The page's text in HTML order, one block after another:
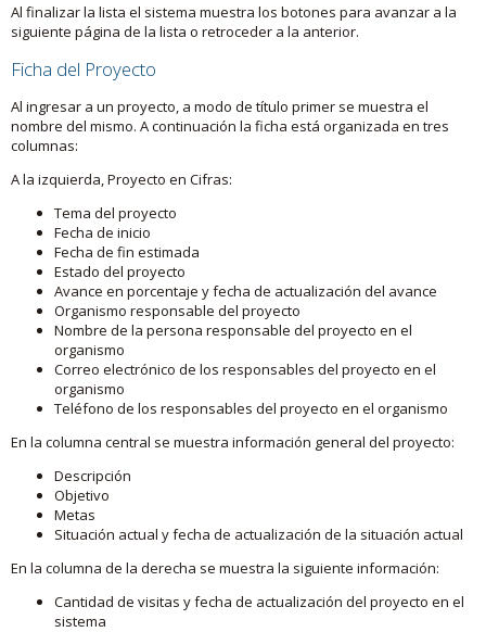
Al finalizar la lista el sistema muestra los botones para avanzar a la
siguiente página de la lista o retroceder a la anterior.
Ficha del Proyecto
Al ingresar a un proyecto, a modo de título primer se muestra el
nombre del mismo. A continuación la ficha está organizada en tres
columnas:
A la izquierda, Proyecto en Cifras:
Tema del proyecto
Fecha de inicio
Fecha de fin estimada
Estado del proyecto
Avance en porcentaje y fecha de actualización del avance
Organismo responsable del proyecto
Nombre de la persona responsable del proyecto en el
organismo
Correo electrónico de los responsables del proyecto en el
organismo
Teléfono de los responsables del proyecto en el organismo
En la columna central se muestra información general del proyecto:
Descripción
Objetivo
Metas
Situación actual y fecha de actualización de la situación actual
En la columna de la derecha se muestra la siguiente información:
Cantidad de visitas y fecha de actualización del proyecto en el
sistema